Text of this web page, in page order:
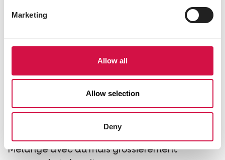
Marketing
Allow all
Allow selection
Deny
Mélange avec du maïs grossièrement